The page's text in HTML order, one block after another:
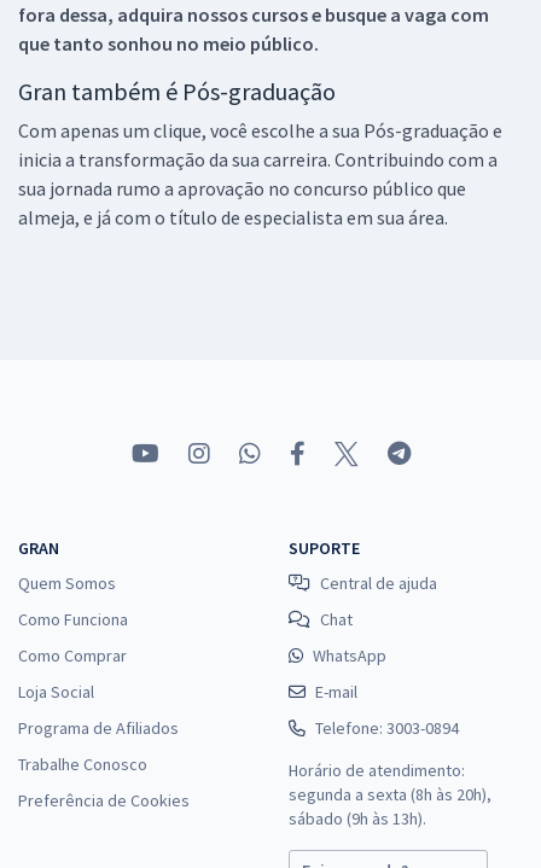
fora dessa, adquira nossos cursos e busque a vaga com
que tanto sonhou no meio público.
Gran também é Pós-graduação
Com apenas um clique, você escolhe a sua Pós-graduação e
inicia a transformação da sua carreira. Contribuindo com a
sua jornada rumo a aprovação no concurso público que
almeja, e já com o título de especialista em sua área.
GRAN
Quem Somos
Como Funciona
Como Comprar
Loja Social
Programa de Afiliados
Trabalhe Conosco
Preferência de Cookies
SUPORTE
Central de ajuda
Chat
WhatsApp
E-mail
Telefone: 3003-0894
Horário de atendimento:
segunda a sexta (8h às 20h),
sábado (9h às 13h).